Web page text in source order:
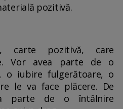
pozitivă.
carte pozitivă, care
Vor avea parte de o
o iubire fulgerătoare, o
le va face plăcere. De
parte de o întâlnire